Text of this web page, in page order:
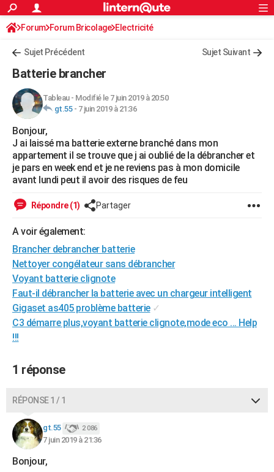
ACTUALITÉS
Politique
Société
Faits Divers
Education
Monde
Villes
+
FINANCE
Retraite
Impôts
Epargne
Immobilier
Risques naturels par ville
Banque
Assurance
Crédit
AUTO
Essais
Réserver un essai
Citadines
Berlines
SUV
Forum auto
+HIGH-TECH
Mobiles
Meilleur smartphone
Internet
Ordinateurs
Jeux vidéo
Guide high-tech
+BRICOLAGE
Forum
Aménagement intérieur
Extérieur
Cuisine
Salle de bains
Jardinage
Rangement
Guides de France
Escapades
Patrimoine
Expositions
Musées
Week-end nature
Art de vivre
Bien-être
Loisirs
Mode
Modes de vie
Alimentation
Guide de la santé
Maladies
Médicaments
Sommeil
VOYAGE
Destinations
City break
Voyage nature
Voyage de noces
Forum
Climat
PHOTO
GUIDES D'ACHAT
BONS PLANS
CARTE DE VOEUX
COPAINS D'AVANT
S'inscrire
Se connecter
Lycées
Collèges
Primaires
Universités
Entreprises
Service militaire
Avis de recherche
AVIS DE DÉCÈS
S'inscrire
Connexion
Forum Forum Bricolage Electricité
Sujet Précédent Sujet Suivant
Batterie brancher
Tableau- Modifié le 7 juin 2019 à 20:50
gt.55- 7 juin 2019 à 21:36
Bonjour,
J ai laissé ma batterie externe branché dans mon
appartement il se trouve que j ai oublié de la débrancher et
je pars en week end et je ne reviens pas à mon domicile
avant lundi peut il avoir des risques de feu
Répondre (1) Partager
A voir également:
Brancher debrancher batterie
Nettoyer congélateur sans débrancher
Voyant batterie clignote
Faut-il débrancher la batterie avec un chargeur intelligent
Gigaset as405 problème batterie ✓
C3 démarre plus,voyant batterie clignote,mode eco ... Help
!!!
1 réponse
RÉPONSE 1 / 1
gt.55 2 086
7 juin 2019 à 21:36
Bonjour,